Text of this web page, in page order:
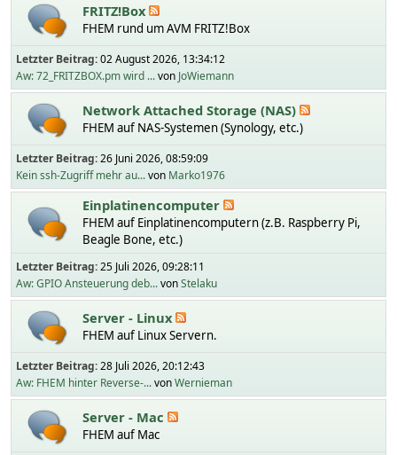
FRITZ!Box
FHEM rund um AVM FRITZ!Box
Letzter Beitrag:02 August 2026, 13:34:12
Aw: 72_FRITZBOX.pm wird ...von JoWiemann
Network Attached Storage (NAS)
FHEM auf NAS-Systemen (Synology, etc.)
Letzter Beitrag:26 Juni 2026, 08:59:09
Kein ssh-Zugriff mehr au...von Marko1976
Einplatinencomputer
FHEM auf Einplatinencomputern (z.B. Raspberry Pi,
Beagle Bone, etc.)
Letzter Beitrag:25 Juli 2026, 09:28:11
Aw: GPIO Ansteuerung deb...vonStelaku
Server - Linux
FHEM auf Linux Servern.
Letzter Beitrag:28 Juli 2026, 20:12:43
Aw: FHEM hinter Reverse-...vonWernieman
Server - Mac
FHEM auf Mac